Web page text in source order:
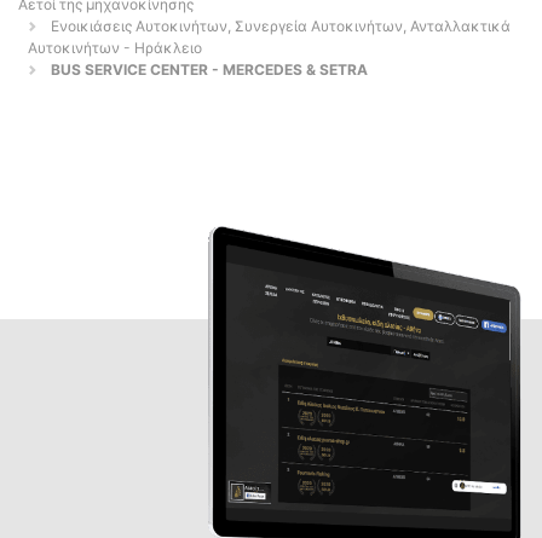
Αετοί της μηχανοκίνησης
Ενοικιάσεις Αυτοκινήτων, Συνεργεία Αυτοκινήτων, Ανταλλακτικά
Αυτοκινήτων - Ηράκλειο
BUS SERVICE CENTER - MERCEDES & SETRA